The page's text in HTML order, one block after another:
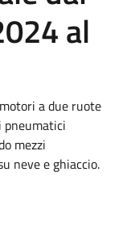
al
a due ruote
pneumatici
mezzi
neve e ghiaccio.